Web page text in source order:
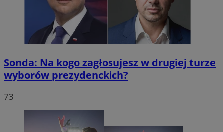
Sonda: Na kogo zagłosujesz w drugiej turze
wyborów prezydenckich?
73